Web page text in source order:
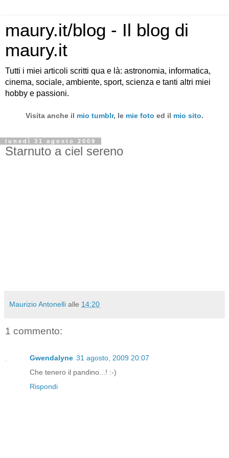
maury.it/blog - Il blog di
maury.it
Tutti i miei articoli scritti qua e là: astronomia, informatica,
cinema, sociale, ambiente, sport, scienza e tanti altri miei
hobby e passioni.
Visita anche il mio tumblr, le mie foto ed il mio sito.
lunedì 31 agosto 2009
Starnuto a ciel sereno
Maurizio Antonelli alle 14:20
1 commento:
Gwendalyne 31 agosto, 2009 20:07
Che tenero il pandino...! :-)
Rispondi